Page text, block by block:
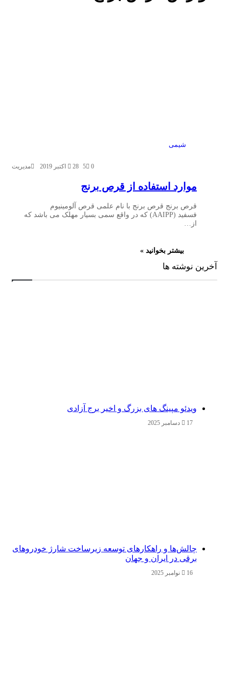
شیمی
مدیریت 28 اکتبر 2019 0
5
موارد استفاده از قرص برنج
قرص برنج قرص برنج با نام علمی قرص آلومینیوم
فسفید (AAIPP) که در واقع سمی بسیار مهلک می باشد که
از…
بیشتر بخوانید »
آخرین نوشته ها
ویدئو مپینگ های بزرگ و اخیر برج آزادی
17 دسامبر 2025
چالش‌ها و راهکارهای توسعه زیرساخت شارژ خودروهای
برقی در ایران و جهان
16 نوامبر 2025